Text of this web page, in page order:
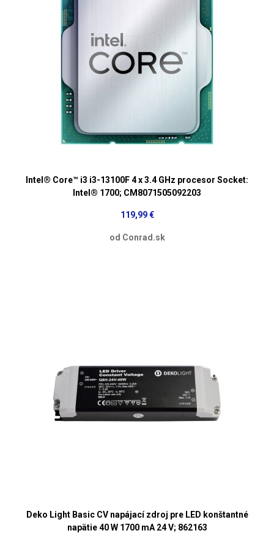
Intel® Core™ i3 i3-13100F 4 x 3.4 GHz procesor Socket:
Intel® 1700; CM8071505092203
119,99 €
od Conrad.sk
Deko Light Basic CV napájací zdroj pre LED konštantné
napätie 40 W 1700 mA 24 V; 862163